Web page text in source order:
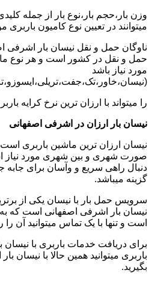
وزن بار،حجم بار،نوع بار از جمله
میتوانند در تعیین نوع کامیون باربری
ناوگان حمل و نقل نیسان بار اشرفی
حمل و نقل در کشور است و هر نوع
مورد نیاز باشد
را میتواند با ارزان ترین نرخ کرایه
نیسان بار ارزان در اشرفی اصفهانی
نیسان ارزان ترین ماشین باربری است
صورت شهری و بین شهری مورد نیاز
دنبال راهی سریع و وآسان برای جابه
گزینه میباشد.
سرویس حمل بار با نیسان یکی از
نیسان بار اشرفی اصفهانی است که
است و تنها با یک تماس میتوانید آن را
برای دریافت خدمات باربری با نیسان
باربری میتوانید همین حالا با نیسان
بگیرید.